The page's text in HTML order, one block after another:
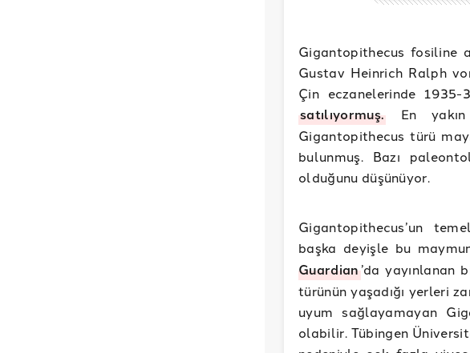
Gigantopithecus fosiline
Gustav Heinrich Ralph
Çin eczanelerinde 1935-
satılıyormuş. En
Gigantopithecus türü
bulunmuş. Bazı
olduğunu düşünüyor.
Gigantopithecus’un
başka deyişle bu
Guardian’da
türünün yaşadığı yerleri
uyum sağlayamayan
olabilir. Tübingen